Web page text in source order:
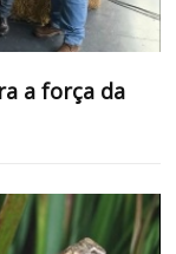
a força da